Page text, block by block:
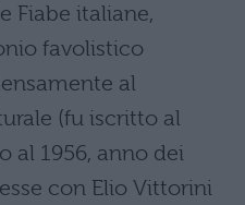
Fiabe italiane,
favolistico
al
(fu iscritto al
al 1956, anno dei
con Elio Vittorini